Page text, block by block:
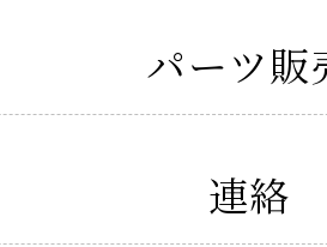
パーツ販
連絡